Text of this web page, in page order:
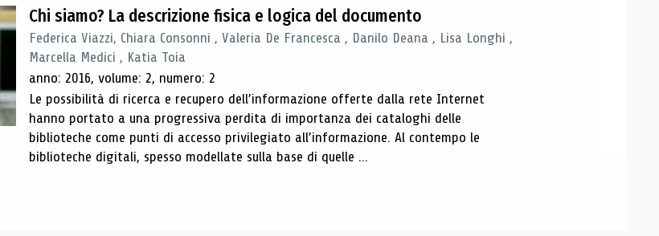
Chi siamo? La descrizione fisica e logica del documento
Federica Viazzi, Chiara Consonni , Valeria De Francesca , Danilo Deana , Lisa Longhi ,
Marcella Medici , Katia Toia
anno: 2016, volume: 2, numero: 2
Le possibilità di ricerca e recupero dell’informazione offerte dalla rete Internet
hanno portato a una progressiva perdita di importanza dei cataloghi delle
biblioteche come punti di accesso privilegiato all’informazione. Al contempo le
biblioteche digitali, spesso modellate sulla base di quelle ...